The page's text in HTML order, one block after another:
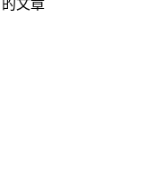
文章